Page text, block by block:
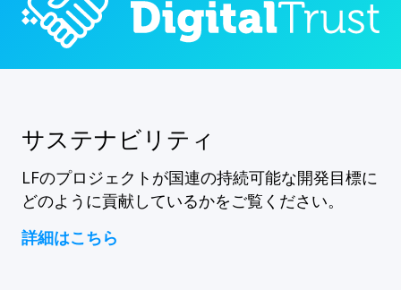
サステナビリティ
LFのプロジェクトが国連の持続可能な開発目標に
どのように貢献しているかをご覧ください。
詳細はこちら